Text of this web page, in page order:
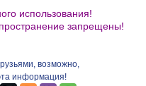
использования!
запрещены!
возможно,
информация!